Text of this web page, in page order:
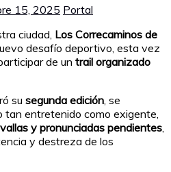
15, 2025 Portal
ciudad, Los Correcaminos de
desafío deportivo, esta vez
de un trail organizado
su segunda edición, se
tan entretenido como exigente,
y pronunciadas pendientes,
y destreza de los